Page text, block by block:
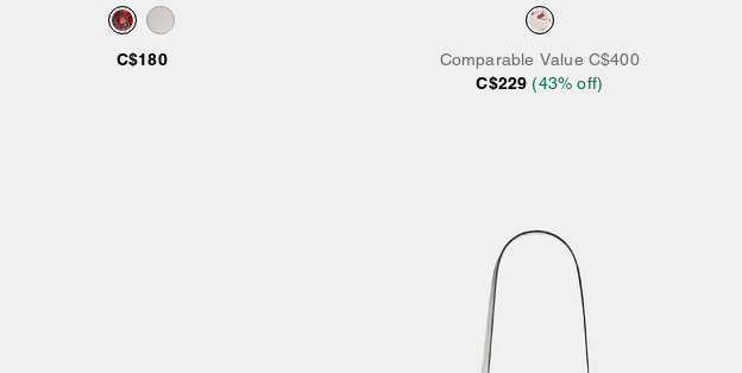
C$180 Comparable Value C$400
C$229 (43% off)